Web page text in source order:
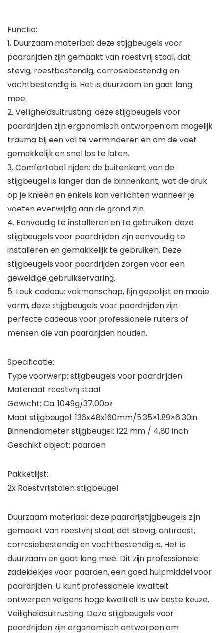
Functie:
1. Duurzaam materiaal: deze stijgbeugels voor
paardrijden zijn gemaakt van roestvrij staal, dat
stevig, roestbestendig, corrosiebestendig en
vochtbestendig is. Het is duurzaam en gaat lang
mee.
2. Veiligheidsuitrusting: deze stijgbeugels voor
paardrijden zijn ergonomisch ontworpen om mogelijk
trauma bij een val te verminderen en om de voet
gemakkelijk en snel los te laten.
3. Comfortabel rijden: de buitenkant van de
stijgbeugel is langer dan de binnenkant, wat de druk
op je knieën en enkels kan verlichten wanneer je
voeten evenwijdig aan de grond zijn.
4. Eenvoudig te installeren en te gebruiken: deze
stijgbeugels voor paardrijden zijn eenvoudig te
installeren en gemakkelijk te gebruiken. Deze
stijgbeugels voor paardrijden zorgen voor een
geweldige gebruikservaring.
5. Leuk cadeau: vakmanschap, fijn gepolijst en mooie
vorm, deze stijgbeugels voor paardrijden zijn
perfecte cadeaus voor professionele ruiters of
mensen die van paardrijden houden.
Specificatie:
Type voorwerp: stijgbeugels voor paardrijden
Materiaal: roestvrij staal
Gewicht: Ca. 1049g/37.00oz
Maat stijgbeugel: 136x48x160mm/5.35×1.89×6.30in
Binnendiameter stijgbeugel: 122 mm / 4,80 inch
Geschikt object: paarden
Pakketlijst:
2x Roestvrijstalen stijgbeugel
Duurzaam materiaal: deze paardrijstijgbeugels zijn
gemaakt van roestvrij staal, dat stevig, antiroest,
corrosiebestendig en vochtbestendig is. Het is
duurzaam en gaat lang mee. Dit zijn professionele
zadeldekjes voor paarden, een goed hulpmiddel voor
paardrijden. U kunt professionele kwaliteit
ontwerpen volgens hoge kwaliteit is uw beste keuze.
Veiligheidsuitrusting: Deze stijgbeugels voor
paardrijden zijn ergonomisch ontworpen om